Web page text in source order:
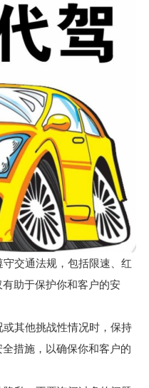
交通法规，包括限速、红
助于保护你和客户的安
其他挑战性情况时，保持
措施，以确保你和客户的